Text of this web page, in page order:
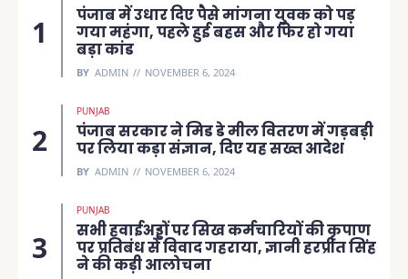
पंजाब में उधार दिए पैसे मांगना युवक को पड़
गया महंगा, पहले हुई बहस और फिर हो गया
बड़ा कांड
BY ADMIN NOVEMBER 6, 2024
PUNJAB
पंजाब सरकार ने मिड डे मील वितरण में गड़बड़ी
पर लिया कड़ा संज्ञान, दिए यह सख्त आदेश
BY ADMIN NOVEMBER 6, 2024
PUNJAB
सभी हवाईअड्डों पर सिख कर्मचारियों की कृपाण
पर प्रतिबंध से विवाद गहराया, ज्ञानी हरप्रीत सिंह
ने की कड़ी आलोचना